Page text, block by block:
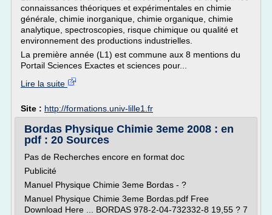
connaissances théoriques et expérimentales en chimie
générale, chimie inorganique, chimie organique, chimie
analytique, spectroscopies, risque chimique ou qualité et
environnement des productions industrielles.
La première année (L1) est commune aux 8 mentions du
Portail Sciences Exactes et sciences pour...
Lire la suite
Site : http://formations.univ-lille1.fr
Bordas Physique Chimie 3eme 2008 : en
pdf : 20 Sources
Pas de Recherches encore en format doc
Publicité
Manuel Physique Chimie 3eme Bordas - ?
Manuel Physique Chimie 3eme Bordas.pdf Free
Download Here ... BORDAS 978-2-04-732332-8 19,55 ? 7